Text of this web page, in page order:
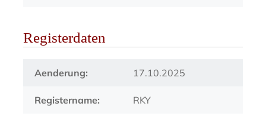
Registerdaten
Aenderung: 17.10.2025
Registername: RKY